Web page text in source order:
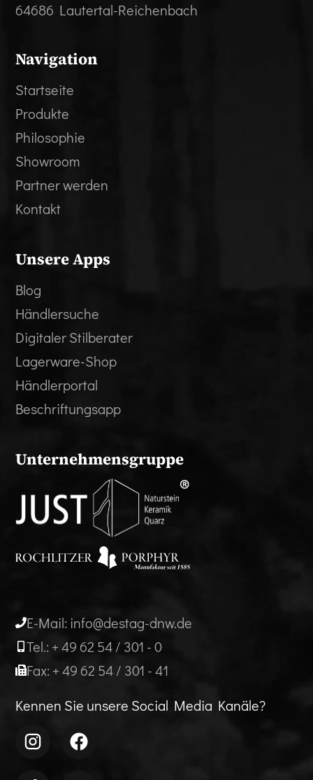
64686 Lautertal-Reichenbach
Navigation
Startseite
Produkte
Philosophie
Showroom
Partner werden
Kontakt
Unsere Apps
Blog
Händlersuche
Digitaler Stilberater
Lagerware-Shop
Händlerportal
Beschriftungsapp
Unternehmensgruppe
E-Mail: info@destag-dnw.de
Tel.: + 49 62 54 / 301 - 0
Fax: + 49 62 54 / 301 - 41
Kennen Sie unsere Social Media Kanäle?